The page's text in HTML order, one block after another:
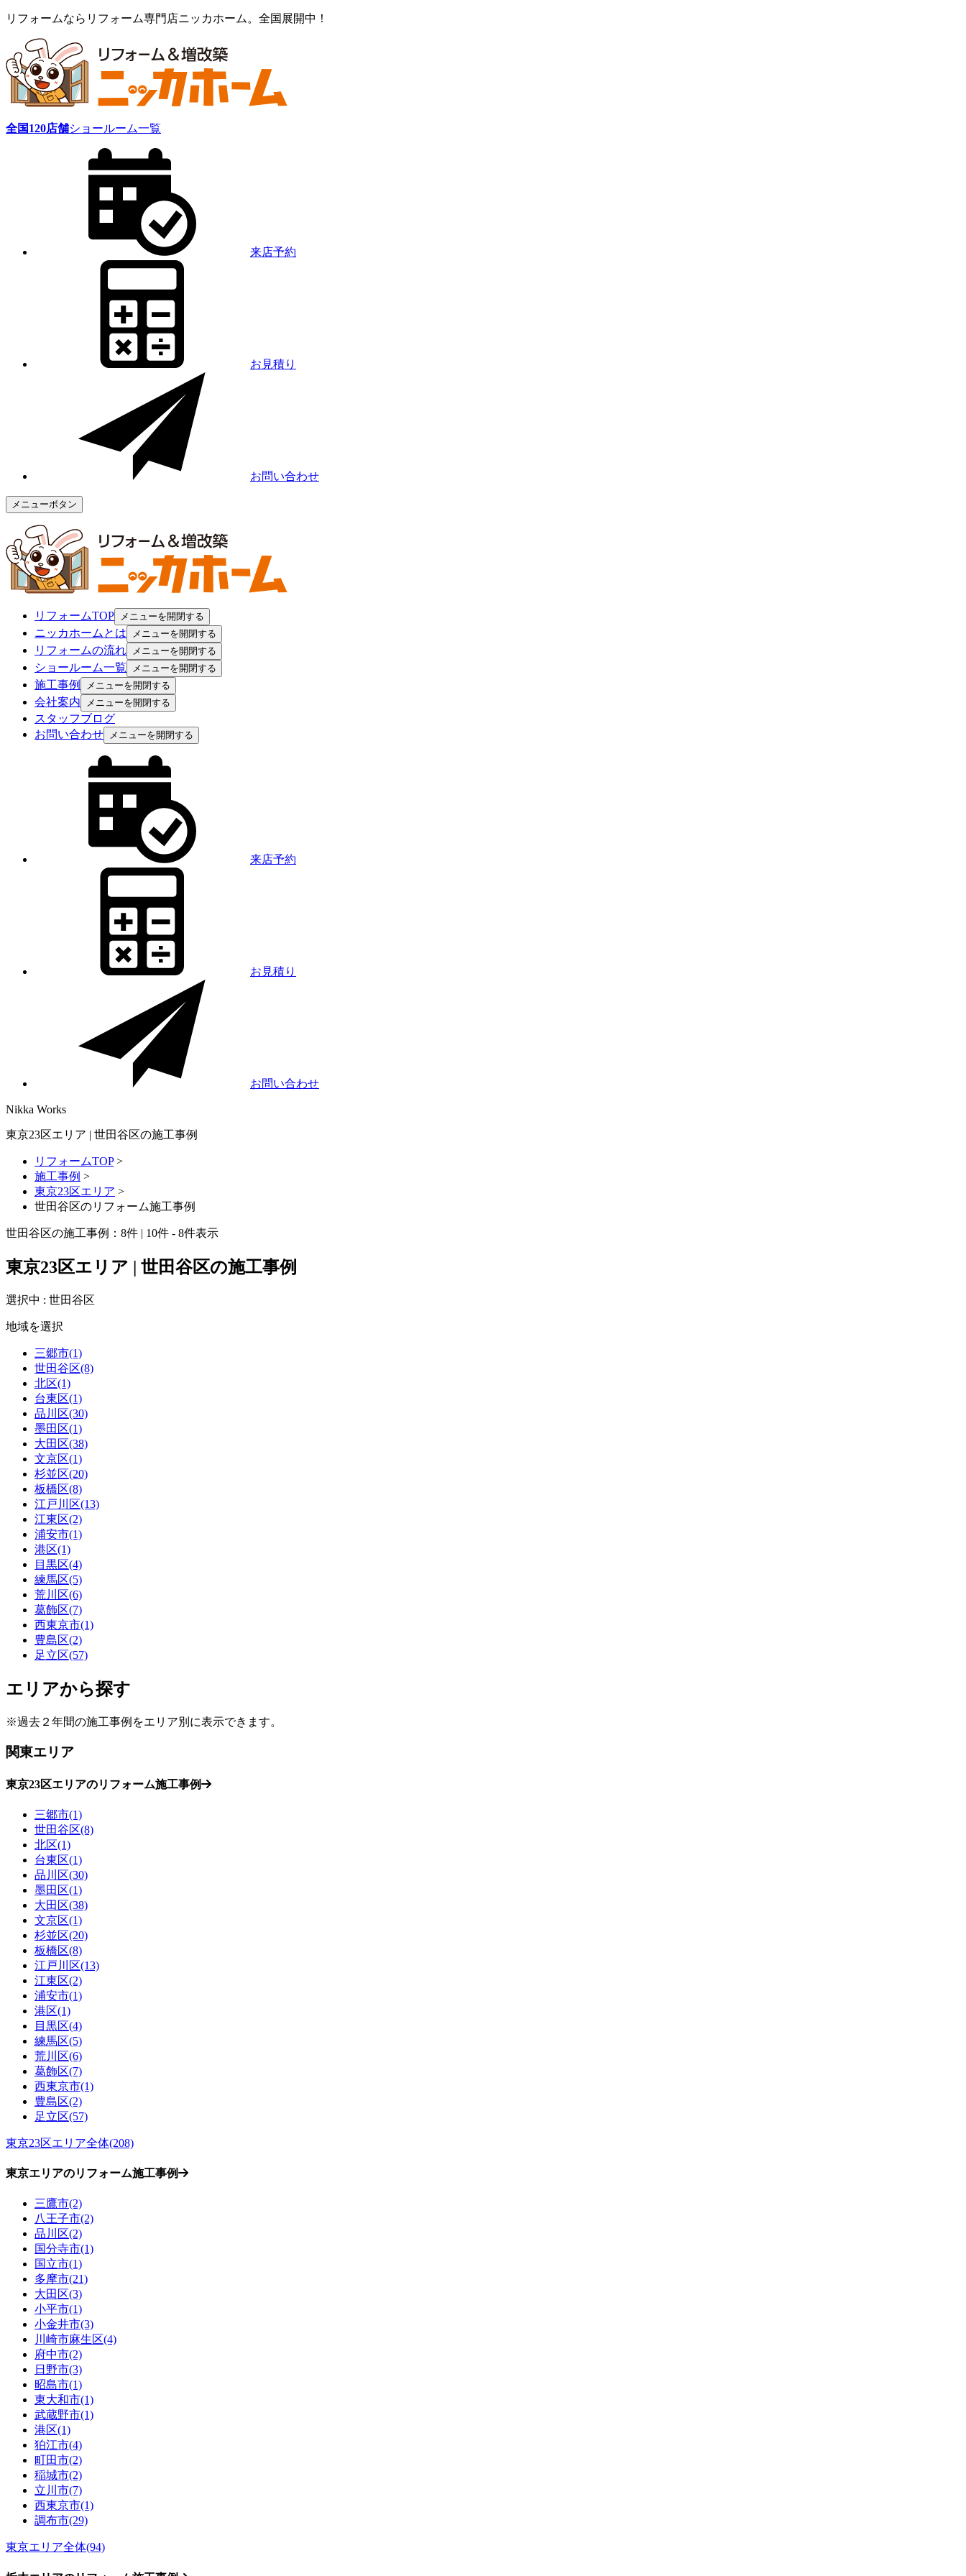
リフォームならリフォーム専門店ニッカホーム。全国展開中！
全国120店舗ショールーム一覧
来店予約
お見積り
お問い合わせ
メニューボタン
リフォームTOP メニューを開閉する
ニッカホームとは メニューを開閉する
リフォームの流れ メニューを開閉する
ショールーム一覧 メニューを開閉する
施工事例 メニューを開閉する
会社案内 メニューを開閉する
スタッフブログ
お問い合わせ
メニューを開閉する
来店予約
お見積り
お問い合わせ
Nikka Works
東京23区エリア | 世田谷区の施工事例
リフォームTOP>
施工事例 >
東京23区エリア >
世田谷区のリフォーム施工事例
世田谷区の施工事例： 8件 | 10件 - 8件表示
東京23区エリア | 世田谷区の施工事例
選択中 : 世田谷区
地域を選択
三郷市(1)
世田谷区(8)
北区(1)
台東区(1)
品川区(30)
墨田区(1)
大田区(38)
文京区(1)
杉並区(20)
板橋区(8)
江戸川区(13)
江東区(2)
浦安市(1)
港区(1)
目黒区(4)
練馬区(5)
荒川区(6)
葛飾区(7)
西東京市(1)
豊島区(2)
足立区(57)
エリアから探す
※過去２年間の施工事例をエリア別に表示できます。
関東エリア
東京23区エリアのリフォーム施工事例
三郷市(1)
世田谷区(8)
北区(1)
台東区(1)
品川区(30)
墨田区(1)
大田区(38)
文京区(1)
杉並区(20)
板橋区(8)
江戸川区(13)
江東区(2)
浦安市(1)
港区(1)
目黒区(4)
練馬区(5)
荒川区(6)
葛飾区(7)
西東京市(1)
豊島区(2)
足立区(57)
東京23区エリア全体(208)
東京エリアのリフォーム施工事例
三鷹市(2)
八王子市(2)
品川区(2)
国分寺市(1)
国立市(1)
多摩市(21)
大田区(3)
小平市(1)
小金井市(3)
川崎市麻生区(4)
府中市(2)
日野市(3)
昭島市(1)
東大和市(1)
武蔵野市(1)
港区(1)
狛江市(4)
町田市(2)
稲城市(2)
立川市(7)
西東京市(1)
調布市(29)
東京エリア全体(94)